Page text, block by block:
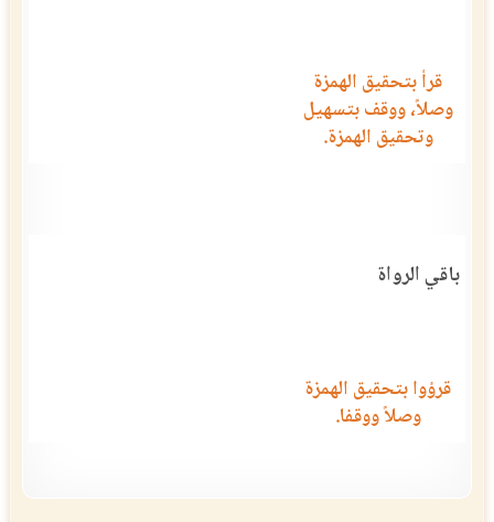
قرأ بتحقيق الهمزة
وصلاً، ووقف بتسهيل
وتحقيق الهمزة.
باقي الرواة
قرؤوا بتحقيق الهمزة
وصلاً ووقفا.